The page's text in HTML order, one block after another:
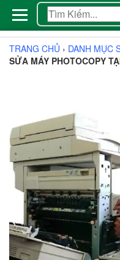
TRANG CHỦ › DANH MỤC
SỬA MÁY PHOTOCOPY